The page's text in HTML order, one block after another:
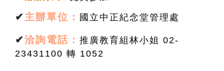
✔主辦單位： 國立中正紀念堂管理處
✔洽詢電話： 推廣教育組林小姐 02-
23431100 轉 1052